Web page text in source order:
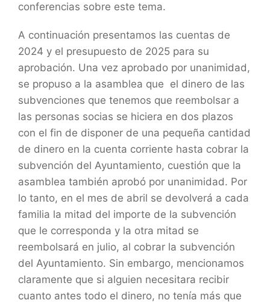
conferencias sobre este tema.
A continuación presentamos las cuentas de
2024 y el presupuesto de 2025 para su
aprobación. Una vez aprobado por unanimidad,
se propuso a la asamblea que el dinero de las
subvenciones que tenemos que reembolsar a
las personas socias se hiciera en dos plazos
con el fin de disponer de una pequeña cantidad
de dinero en la cuenta corriente hasta cobrar la
subvención del Ayuntamiento, cuestión que la
asamblea también aprobó por unanimidad. Por
lo tanto, en el mes de abril se devolverá a cada
familia la mitad del importe de la subvención
que le corresponda y la otra mitad se
reembolsará en julio, al cobrar la subvención
del Ayuntamiento. Sin embargo, mencionamos
claramente que si alguien necesitara recibir
cuanto antes todo el dinero, no tenía más que